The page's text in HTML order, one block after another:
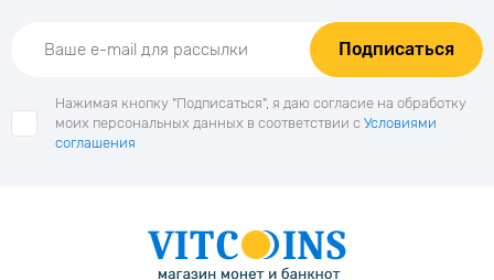
Подписаться
Нажимая кнопку "Подписаться", я даю согласие на обработку
моих персональных данных в соответствии с Условиями
соглашения